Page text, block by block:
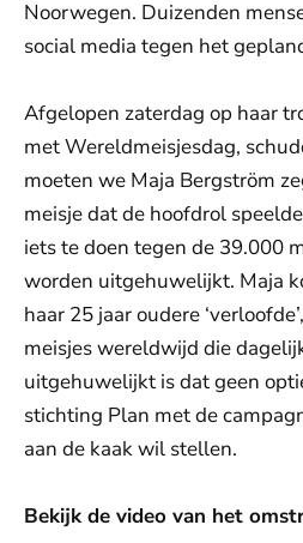
Noorwegen. Duizenden
social media tegen het
Afgelopen zaterdag op haar
met Wereldmeisjesdag,
moeten we Maja Bergström
meisje dat de hoofdrol
iets te doen tegen de 39.000
worden uitgehuwelijkt. Maja
haar 25 jaar oudere
meisjes wereldwijd die
uitgehuwelijkt is dat geen
stichting Plan met de
aan de kaak wil stellen.
Bekijk de video van het
De weergave van deze